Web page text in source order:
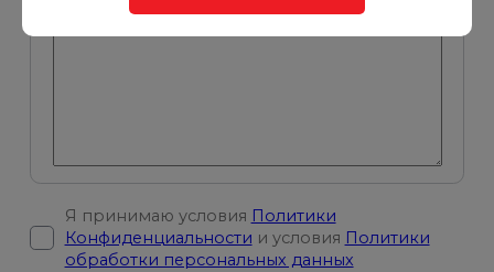
Ваше сообщение
Я принимаю условия Политики
Конфиденциальности и условия Политики
обработки персональных данных